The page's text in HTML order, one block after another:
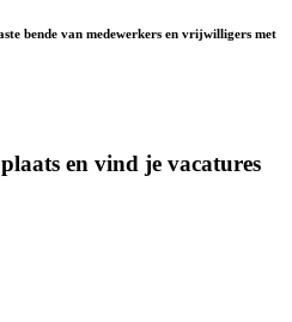
bende van medewerkers en vrijwilligers met
en vind je vacatures